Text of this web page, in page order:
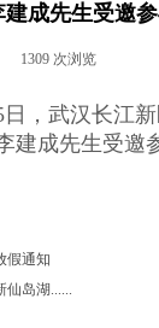
建成先生受邀
1309 次浏览
， 武汉长江
建成先生受邀
假通知
仙岛湖......